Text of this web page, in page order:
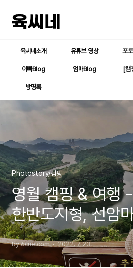
육씨네소개 유튜브 영상 포
아빠Blog 엄마Blog [캠
방명록
Photostory/캠핑
영월 캠핑 & 여행
한반도지형, 선암
험 (2022.05.21)
by 6cne.com 2022. 7. 23.